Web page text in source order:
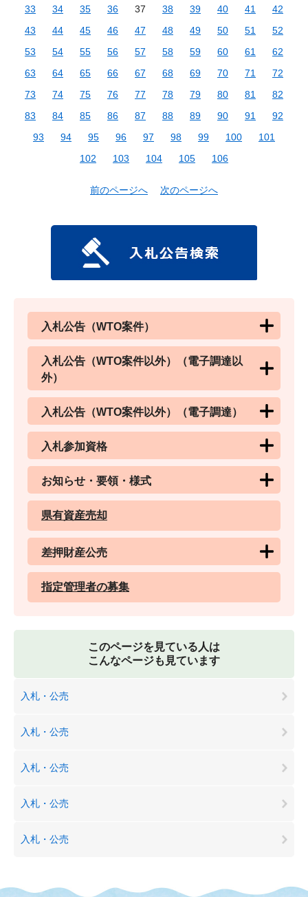
33
34 35 36 37 38 39 40 41
42
43
44 45 46 47 48 49 50 51
52
53
54 55 56 57 58 59 60 61
62
63
64 65 66 67 68 69 70 71
72
73
74 75 76 77 78 79 80 81
82
83
84 85 86 87 88 89 90 91
92
93
94 95 96 97 98 99 100
101
102
103 104 105 106
前のページへ 次のページへ
入札公告（WTO案件）
入札公告（WTO案件以外）（電子調達以
外）
入札公告（WTO案件以外）（電子調達）
入札参加資格
お知らせ・要領・様式
県有資産売却
差押財産公売
指定管理者の募集
このページを見ている人は
こんなページも見ています
入札・公売
入札・公売
入札・公売
入札・公売
入札・公売